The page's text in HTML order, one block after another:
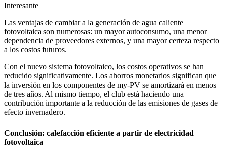
Interesante
Las ventajas de cambiar a la generación de agua caliente
fotovoltaica son numerosas: un mayor autoconsumo, una menor
dependencia de proveedores externos, y una mayor certeza respecto
a los costos futuros.
Con el nuevo sistema fotovoltaico, los costos operativos se han
reducido significativamente. Los ahorros monetarios significan que
la inversión en los componentes de my-PV se amortizará en menos
de tres años. Al mismo tiempo, el club está haciendo una
contribución importante a la reducción de las emisiones de gases de
efecto invernadero.
Conclusión: calefacción eficiente a partir de electricidad
fotovoltaica